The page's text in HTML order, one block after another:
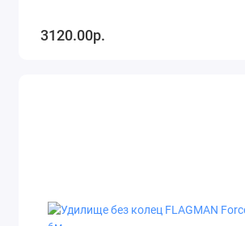
3120.00р.